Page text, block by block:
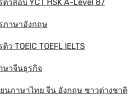
วสอบ YCT HSK A-Level 87
ภาษาอังกฤษ
ว TOEIC TOEFL IELTS
ษาจีนธุรกิจ
นภาษาไทย จีน อังกฤษ ชาวต่างชาติ